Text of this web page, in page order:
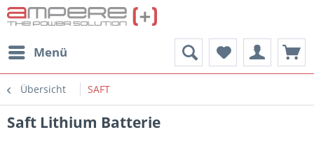
Menü
Übersicht SAFT
Saft Lithium Batterie